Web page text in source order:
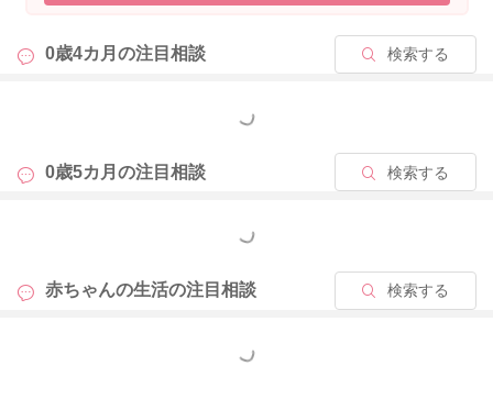
なるべく外の環境で刺激を受けたり、お出かけしたり、お家の
中の生活音とは異なる音などを感じることで、お子さんは疲れ
中でもうつ伏せ遊びなど身体を使った遊びを積極的になさると
眠不足で体調を崩されてしまってはいけませんね。どのような
環境で寝ていらっしゃるか分かりませんが、お子さんとピッタ
かしつけも大変かもしれませんが、お子さんはママさんの気配
が感じられることで、安心してまとまって寝てくれることもよ
くありますので、上のお子さんの寝かしつけが終わってからで
0歳4カ月の注目相談 検索する
もっと見る
0歳5カ月の注目相談 検索する
もっと見る
赤ちゃんの生活の注目相談 検索する
もっと見る